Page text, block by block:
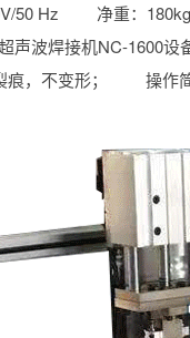
50 Hz 净重：
波焊接机NC-1600
，不变形； 操作简